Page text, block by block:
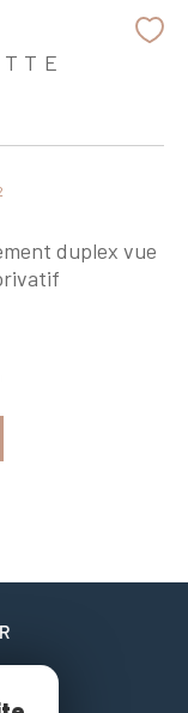
duplex vue